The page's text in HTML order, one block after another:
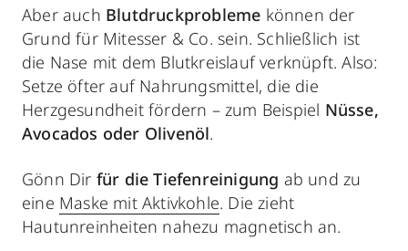
Aber auch Blutdruckprobleme können der
Grund für Mitesser & Co. sein. Schließlich ist
die Nase mit dem Blutkreislauf verknüpft. Also:
Setze öfter auf Nahrungsmittel, die die
Herzgesundheit fördern – zum Beispiel Nüsse,
Avocados oder Olivenöl.
Gönn Dir für die Tiefenreinigung ab und zu
eine Maske mit Aktivkohle. Die zieht
Hautunreinheiten nahezu magnetisch an.